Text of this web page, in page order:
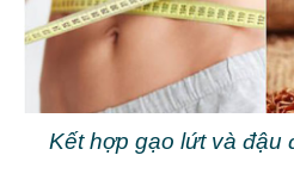
Kết hợp gạo lứt và đậu